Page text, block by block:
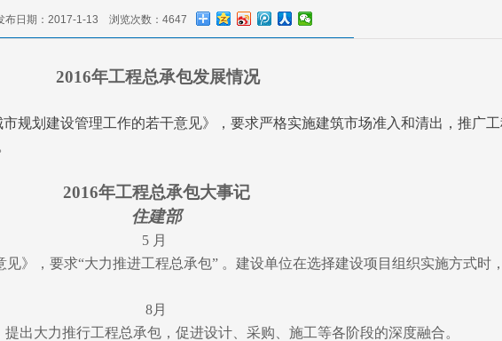
布日期：2017-1-13 浏览次数：4647
2016年工程总承包发展情况
规划建设管理工作的若干意见》，要求严格实施建筑市场准入和清出，推广
2016年工程总承包大事记
住建部
5 月
》，要求“大力推进工程总承包” 。建设单位在选择建设项目组织实施方式时
8月
出大力推行工程总承包，促进设计、采购、施工等各阶段的深度融合。